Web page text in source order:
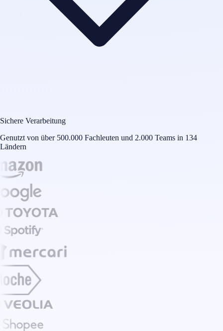
Sichere Verarbeitung
Genutzt von über 500.000 Fachleuten und 2.000 Teams in 134
Ländern